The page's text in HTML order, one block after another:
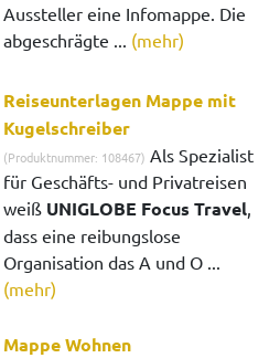
Aussteller eine Infomappe. Die
abgeschrägte ... (mehr)
Reiseunterlagen Mappe mit
Kugelschreiber
(Produktnummer: 108467) Als Spezialist
für Geschäfts- und Privatreisen
weiß UNIGLOBE Focus Travel
dass eine reibungslose
Organisation das A und O ...
(mehr)
Mappe Wohnen